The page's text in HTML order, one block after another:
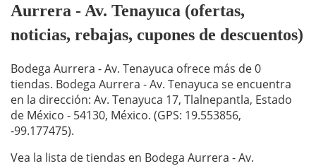
Aurrera - Av. Tenayuca (ofertas,
noticias, rebajas, cupones de descuentos)
Bodega Aurrera - Av. Tenayuca ofrece más de 0
tiendas. Bodega Aurrera - Av. Tenayuca se encuentra
en la dirección: Av. Tenayuca 17, Tlalnepantla, Estado
de México - 54130, México. (GPS: 19.553856,
-99.177475).
Vea la lista de tiendas en Bodega Aurrera - Av.